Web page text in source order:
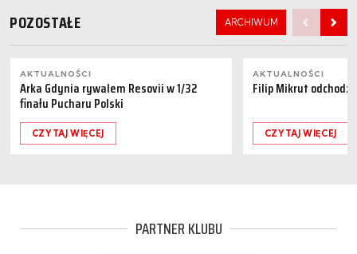
POZOSTAŁE ARCHIWUM
AKTUALNOŚCI
Arka Gdynia rywalem Resovii w 1/32
finału Pucharu Polski
CZYTAJ WIĘCEJ
AKTUALNOŚCI
Filip Mikrut
CZYTAJ WIĘCEJ
PARTNER KLUBU